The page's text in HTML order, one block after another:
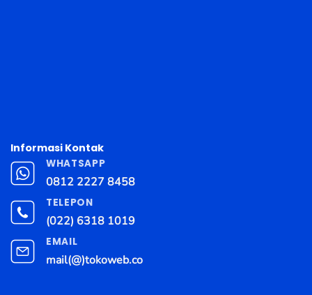
Informasi Kontak
WHATSAPP
0812 2227 8458
TELEPON
(022) 6318 1019
EMAIL
mail(@)tokoweb.co